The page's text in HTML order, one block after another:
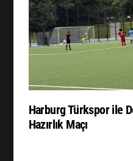
Harburg Türkspor ile
Hazırlık Maçı